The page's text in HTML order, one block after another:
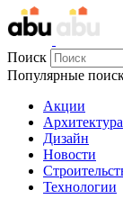
Поиск
Популярные
Акции
Архитектура
Дизайн
Новости
Технологии